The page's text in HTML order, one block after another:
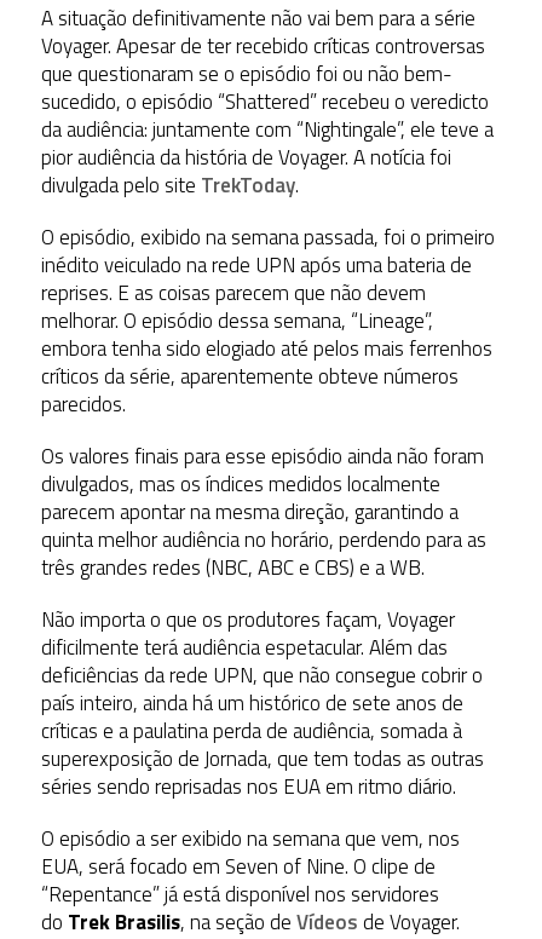
A situação definitivamente não vai bem para a série
Voyager. Apesar de ter recebido críticas controversas
que questionaram se o episódio foi ou não bem-
sucedido, o episódio “Shattered” recebeu o veredicto
da audiência: juntamente com “Nightingale”, ele teve a
pior audiência da história de Voyager. A notícia foi
divulgada pelo site TrekToday.
O episódio, exibido na semana passada, foi o primeiro
inédito veiculado na rede UPN após uma bateria de
reprises. E as coisas parecem que não devem
melhorar. O episódio dessa semana, “Lineage”,
embora tenha sido elogiado até pelos mais ferrenhos
críticos da série, aparentemente obteve números
parecidos.
Os valores finais para esse episódio ainda não foram
divulgados, mas os índices medidos localmente
parecem apontar na mesma direção, garantindo a
quinta melhor audiência no horário, perdendo para as
três grandes redes (NBC, ABC e CBS) e a WB.
Não importa o que os produtores façam, Voyager
dificilmente terá audiência espetacular. Além das
deficiências da rede UPN, que não consegue cobrir o
país inteiro, ainda há um histórico de sete anos de
críticas e a paulatina perda de audiência, somada à
superexposição de Jornada, que tem todas as outras
séries sendo reprisadas nos EUA em ritmo diário.
O episódio a ser exibido na semana que vem, nos
EUA, será focado em Seven of Nine. O clipe de
“Repentance” já está disponível nos servidores
do Trek Brasilis, na seção deVídeosde Voyager.